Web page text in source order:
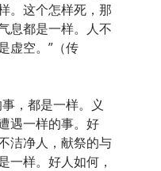
。这个怎样死，那
息都是一样。人不
虚空。”（传
，都是一样。义
遇一样的事。好
洁净人，献祭的与
一样。好人如何，